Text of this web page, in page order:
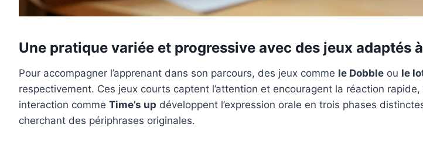
Une pratique variée et progressive avec des jeux adaptés
Pour accompagner l’apprenant dans son parcours, des jeux comme le Dobble ou le
respectivement. Ces jeux courts captent l’attention et encouragent la réaction
interaction comme Time’s up développent l’expression orale en trois phases
cherchant des périphrases originales.